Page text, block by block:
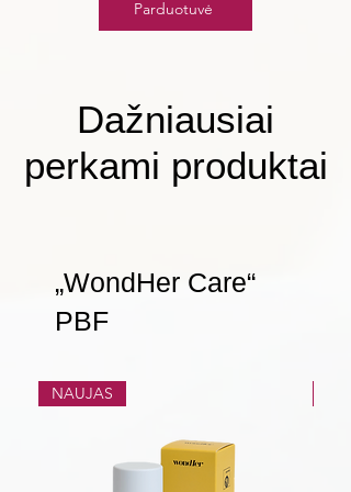
Parduotuvė
Dažniausiai
perkami produktai
„WondHer Care“
PBF
NAUJAS